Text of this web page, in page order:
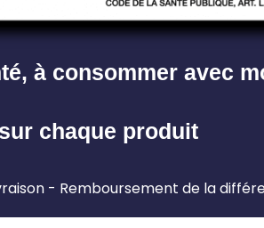
à consommer avec
chaque produit
Remboursement de la